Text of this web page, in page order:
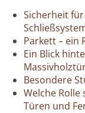
Sicherheit
Parkett – ein
Ein Blick
Besondere
Welche
Türen und